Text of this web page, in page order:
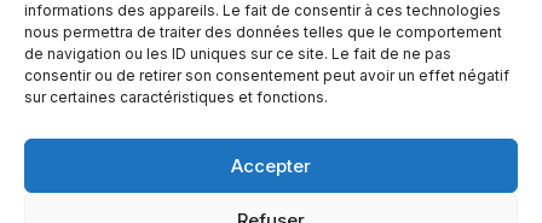
informations des appareils. Le fait de consentir à ces technologies
nous permettra de traiter des données telles que le comportement
de navigation ou les ID uniques sur ce site. Le fait de ne pas
consentir ou de retirer son consentement peut avoir un effet négatif
sur certaines caractéristiques et fonctions.
Accepter